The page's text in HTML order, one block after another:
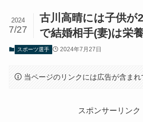
古川高晴には子供が
で結婚相手(妻)は栄
2024
7/27
スポーツ選手 2024年7月27日
当ページのリンクには広告が含まれ
スポンサーリンク